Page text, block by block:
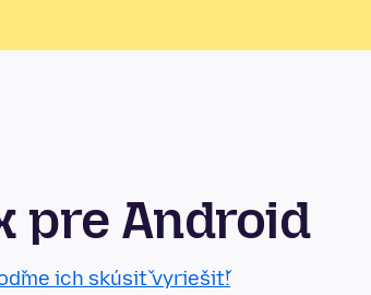
pre Android
ich skúsiť vyriešiť!